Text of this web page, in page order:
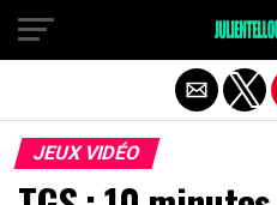
JEUX VIDÉO